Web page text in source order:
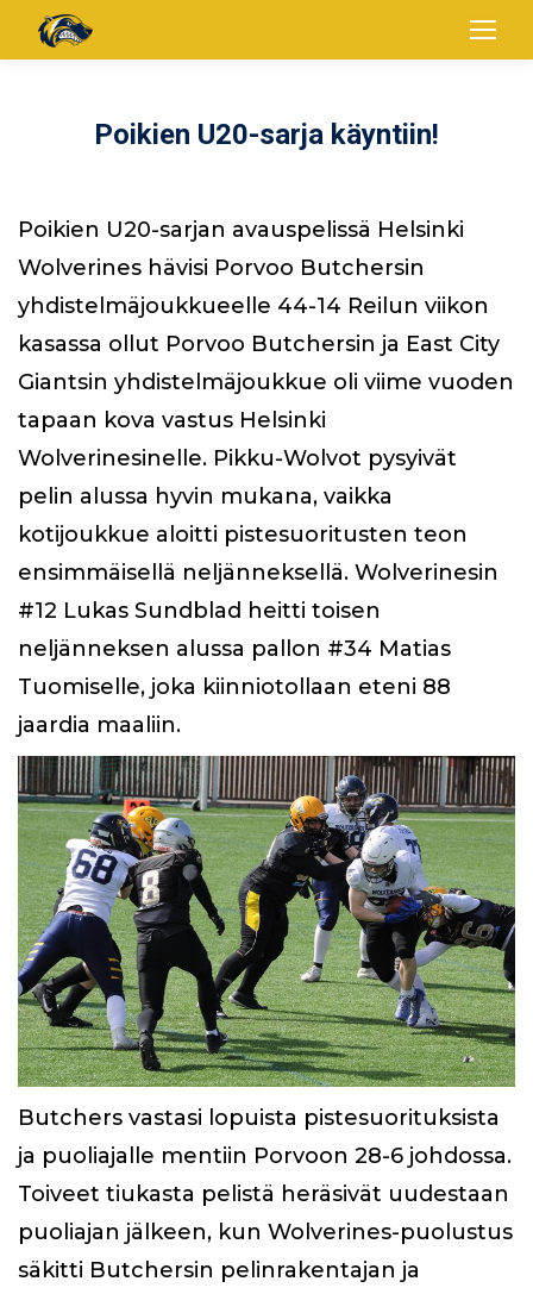
Poikien U20-sarja käyntiin!
Poikien U20-sarjan avauspelissä Helsinki
Wolverines hävisi Porvoo Butchersin
yhdistelmäjoukkueelle 44-14 Reilun viikon
kasassa ollut Porvoo Butchersin ja East City
Giantsin yhdistelmäjoukkue oli viime vuoden
tapaan kova vastus Helsinki
Wolverinesinelle. Pikku-Wolvot pysyivät
pelin alussa hyvin mukana, vaikka
kotijoukkue aloitti pistesuoritusten teon
ensimmäisellä neljänneksellä. Wolverinesin
#12 Lukas Sundblad heitti toisen
neljänneksen alussa pallon #34 Matias
Tuomiselle, joka kiinniotollaan eteni 88
jaardia maaliin.
Butchers vastasi lopuista pistesuorituksista
ja puoliajalle mentiin Porvoon 28-6 johdossa.
Toiveet tiukasta pelistä heräsivät uudestaan
puoliajan jälkeen, kun Wolverines-puolustus
säkitti Butchersin pelinrakentajan ja